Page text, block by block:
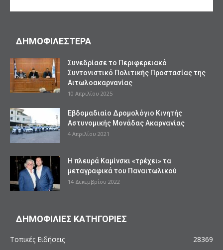
ΔΗΜΟΦΙΛΕΣΤΕΡΑ
Συνεδρίασε το Περιφερειακό
Συντονιστικό Πολιτικής Προστασίας της
Αιτωλοακαρνανίας
10 Απριλίου 2025
Εβδομαδιαίο Δρομολόγιο Κινητής
Αστυνομικής Μονάδας Ακαρνανίας
4 Απριλίου 2021
Η πλευρά Καμίνσκι «τρέχει» τα
μεταγραφικά του Παναιτωλικού
14 Δεκεμβρίου 2022
ΔΗΜΟΦΙΛΙΕΣ ΚΑΤΗΓΟΡΙΕΣ
Τοπικές Ειδήσεις
28369